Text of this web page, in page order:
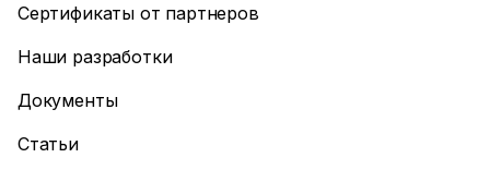
Сертификаты от партнеров
Наши разработки
Документы
Статьи